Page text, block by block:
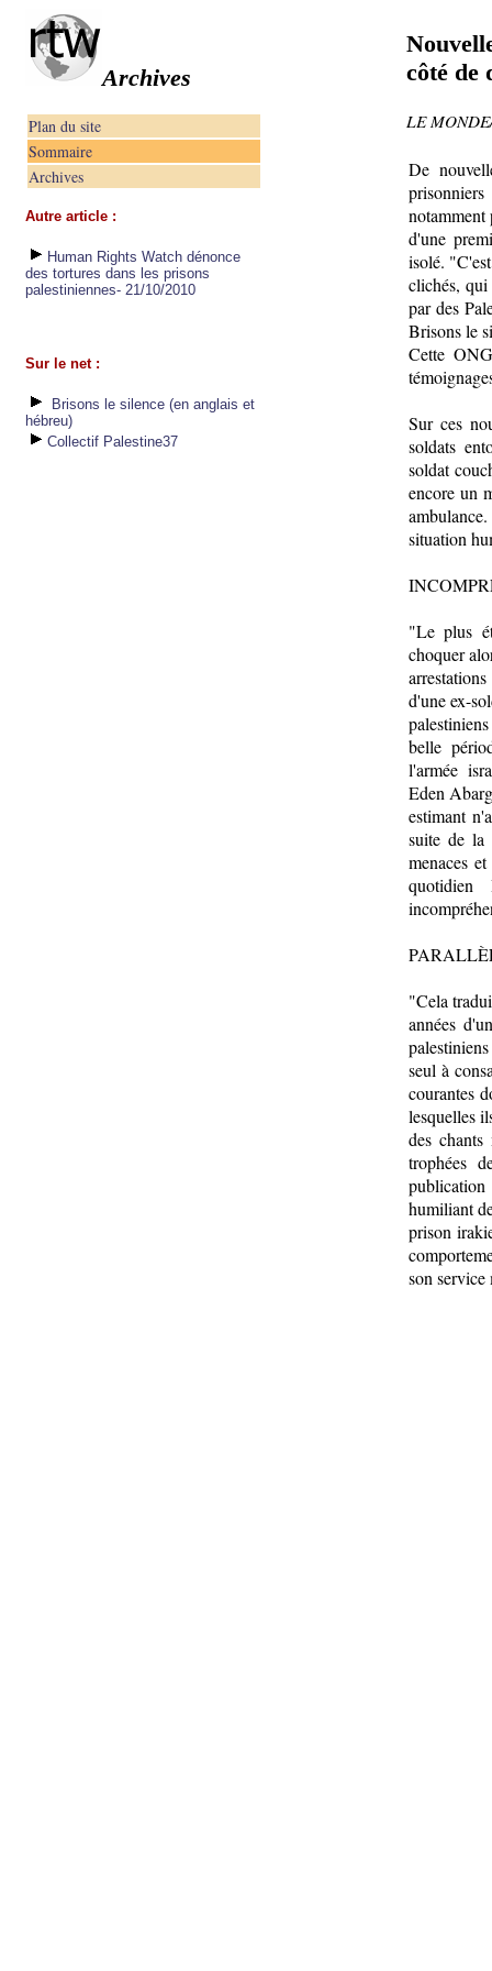
Archives
Plan du site
Sommaire
Archives
Autre article :
Human Rights Watch dénonce
des tortures dans les prisons
palestiniennes- 21/10/2010
Sur le net :
Brisons le silence (en anglais et
hébreu)
Collectif Palestine37
côté de
LE
De
d'une
isolé.
clichés,
par des
Brisons le
Cette
Sur ces
soldats
soldat
encore un
situation
"Le plus
choquer
d'une ex-
belle
l'armée
Eden
estimant
suite de la
menaces
"Cela
années
seul à
courantes
lesquelles
des
trophées
humiliant
prison
son